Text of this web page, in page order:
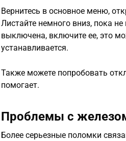
Вернитесь в основное меню,
Листайте немного вниз, пока
выключена, включите ее, это
устанавливается.
Также можете попробовать
помогает.
Проблемы с
Более серьезные поломки